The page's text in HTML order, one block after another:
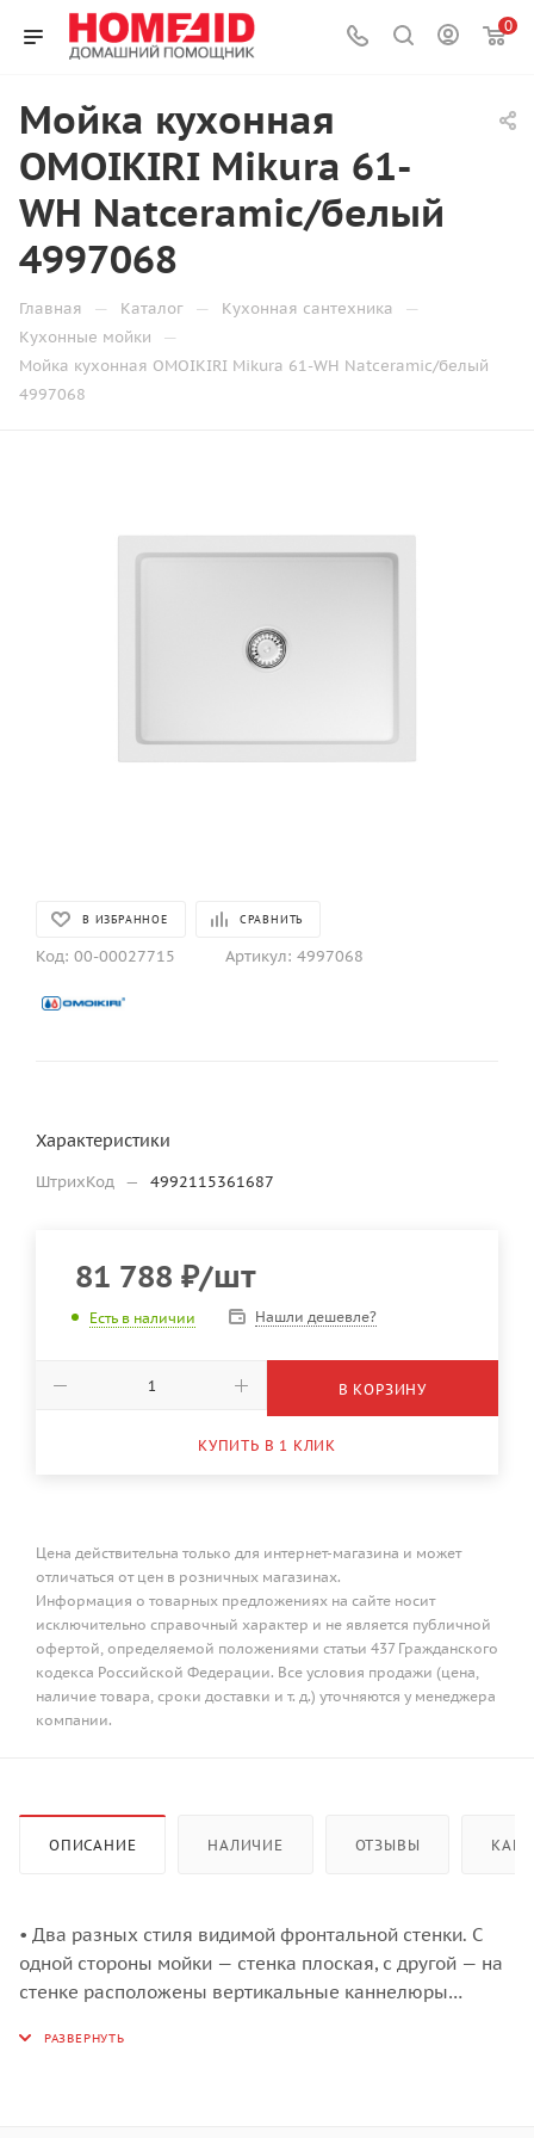
0
Мойка кухонная
OMOIKIRI Mikura 61-
WH Natceramic/белый
4997068
Главная — Каталог — Кухонная сантехника —
Кухонные мойки —
Мойка кухонная OMOIKIRI Mikura 61-WH Natceramic/белый
4997068
В ИЗБРАННОЕ СРАВНИТЬ
Код: 00-00027715 Артикул: 4997068
Характеристики
ШтрихКод — 4992115361687
81 788 ₽/шт
Есть в наличии Нашли дешевле?
В КОРЗИНУ
КУПИТЬ В 1 КЛИК
Цена действительна только для интернет-магазина и может
отличаться от цен в розничных магазинах.
Информация о товарных предложениях на сайте носит
исключительно справочный характер и не является публичной
офертой, определяемой положениями статьи 437 Гражданского
кодекса Российской Федерации. Все условия продажи (цена,
наличие товара, сроки доставки и т. д.) уточняются у менеджера
компании.
ОПИСАНИЕ НАЛИЧИЕ ОТЗЫВЫ КАК
• Два разных стиля видимой фронтальной стенки. С
одной стороны мойки — стенка плоская, с другой — на
стенке расположены вертикальные каннелюры
вертикально углубления). Видимая фронтальная